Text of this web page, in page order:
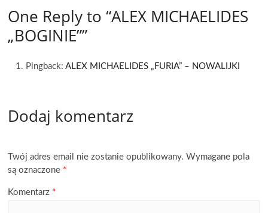
One Reply to “ALEX MICHAELIDES
„BOGINIE””
Pingback:ALEX MICHAELIDES „FURIA” – NOWALIJKI
Dodaj komentarz
Twój adres email nie zostanie opublikowany. Wymagane pola
są oznaczone *
Komentarz *